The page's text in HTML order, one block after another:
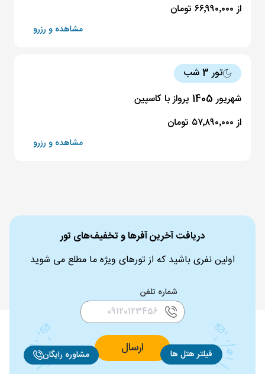
فیلتر هتل ها
از ۶۶٬۹۹۰٬۰۰۰ تومان
مشاهده و رزرو
تور 3 شب
شهریور 1405 پرواز با کاسپین
از ۵۷٬۸۹۰٬۰۰۰ تومان
مشاهده و رزرو
مشاوره رایگان
دریافت آخرین آفرها و تخفیف‌های تور
اولین نفری باشید که از تورهای ویژه ما مطلع می شوید
شماره تلفن
ارسال